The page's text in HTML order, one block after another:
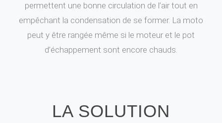
permettent une bonne circulation de l’air tout en
empêchant la condensation de se former. La moto
peut y être rangée même si le moteur et le pot
d’échappement sont encore chauds.
LA SOLUTION